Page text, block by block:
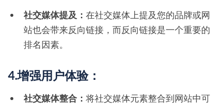
社交媒体提及： 在社交媒体上提及您的品牌或网
站也会带来反向链接，而反向链接是一个重要的
排名因素。
4.增强用户体验：
社交媒体整合： 将社交媒体元素整合到网站中可